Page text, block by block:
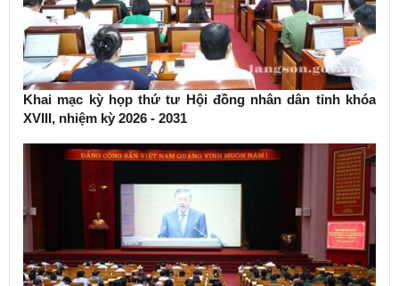
Khai mạc kỳ họp thứ tư Hội đồng nhân dân tỉnh khóa
XVIII, nhiệm kỳ 2026 - 2031